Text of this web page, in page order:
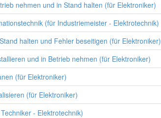
nehmen und in Stand halten (für Elektroniker)
(für Industriemeister - Elektrotechnik)
halten und Fehler beseitigen (für Elektroniker)
und in Betrieb nehmen (für Elektroniker)
(für Elektroniker)
(für Elektroniker)
- Elektrotechnik)